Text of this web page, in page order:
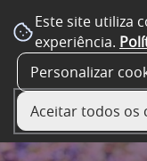
Este site utiliza
experiência.
Personalizar
Aceitar todos os